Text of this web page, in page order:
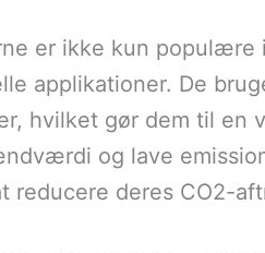
er ikke kun populære
applikationer. De
hvilket gør dem til en
og lave
reducere deres CO2-